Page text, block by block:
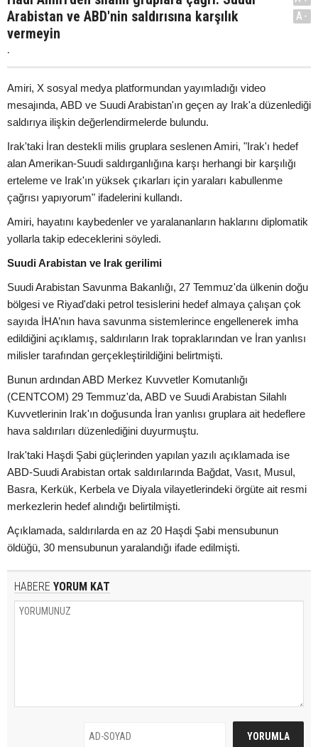
Arabistan ve ABD'nin saldırısına karşılık
vermeyin
.
A-
Amiri, X sosyal medya platformundan yayımladığı video
mesajında, ABD ve Suudi Arabistan'ın geçen ay Irak'a düzenlediği
saldırıya ilişkin değerlendirmelerde bulundu.
Irak'taki İran destekli milis gruplara seslenen Amiri, "Irak'ı hedef
alan Amerikan-Suudi saldırganlığına karşı herhangi bir karşılığı
erteleme ve Irak'ın yüksek çıkarları için yaraları kabullenme
çağrısı yapıyorum" ifadelerini kullandı.
Amiri, hayatını kaybedenler ve yaralananların haklarını diplomatik
yollarla takip edeceklerini söyledi.
Suudi Arabistan ve Irak gerilimi
Suudi Arabistan Savunma Bakanlığı, 27 Temmuz'da ülkenin doğu
bölgesi ve Riyad'daki petrol tesislerini hedef almaya çalışan çok
sayıda İHA’nın hava savunma sistemlerince engellenerek imha
edildiğini açıklamış, saldırıların Irak topraklarından ve İran yanlısı
milisler tarafından gerçekleştirildiğini belirtmişti.
Bunun ardından ABD Merkez Kuvvetler Komutanlığı
(CENTCOM) 29 Temmuz'da, ABD ve Suudi Arabistan Silahlı
Kuvvetlerinin Irak'ın doğusunda İran yanlısı gruplara ait hedeflere
hava saldırıları düzenlediğini duyurmuştu.
Irak'taki Haşdi Şabi güçlerinden yapılan yazılı açıklamada ise
ABD-Suudi Arabistan ortak saldırılarında Bağdat, Vasıt, Musul,
Basra, Kerkük, Kerbela ve Diyala vilayetlerindeki örgüte ait resmi
merkezlerin hedef alındığı belirtilmişti.
Açıklamada, saldırılarda en az 20 Haşdi Şabi mensubunun
öldüğü, 30 mensubunun yaralandığı ifade edilmişti.
HABERE YORUM KAT